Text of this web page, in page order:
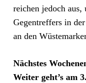
reichen jedoch aus,
Gegentreffers in
an den
Nächstes
Weiter geht’s am